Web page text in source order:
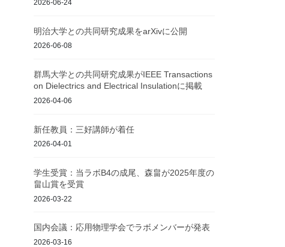
2026-06-24
明治大学との共同研究成果をarXivに公開
2026-06-08
群馬大学との共同研究成果がIEEE Transactions
on Dielectrics and Electrical Insulationに掲載
2026-04-06
新任教員：三好講師が着任
2026-04-01
学生受賞：当ラボB4の成尾、森畠が2025年度の
畠山賞を受賞
2026-03-22
国内会議：応用物理学会でラボメンバーが発表
2026-03-16